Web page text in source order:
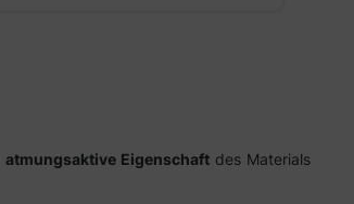
atmungsaktive Eigenschaft des Materials